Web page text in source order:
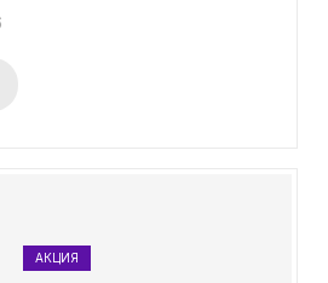
местах – мы собрали их
за обновлениями каждый
является то, что тебе
АКЦИЯ